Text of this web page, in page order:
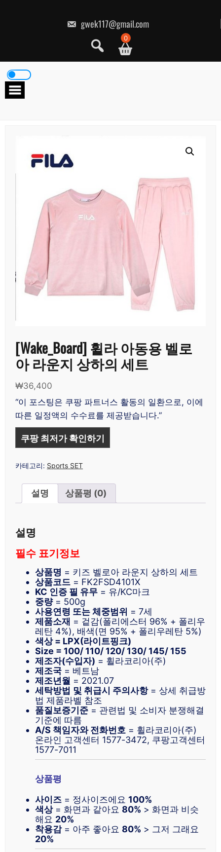
gwek117@gmail.com
0
[Wake_Board] 휠라 아동용 벨로
아 라운지 상하의 세트
₩36,400
“이 포스팅은 쿠팡 파트너스 활동의 일환으로, 이에
따른 일정액의 수수료를 제공받습니다.”
쿠팡 최저가 확인하기
카테고리: Sports SET
설명 상품평 (0)
설명
필수 표기정보
상품명 = 키즈 벨로아 라운지 상하의 세트
상품코드 = FK2FSD4101X
KC 인증 필 유무 = 유/KC마크
중량= 500g
사용연령 또는 체중범위 = 7세
제품소재 = 겉감(폴리에스터 96% + 폴리우
레탄 4%), 배색(면 95% + 폴리우레탄 5%)
색상 = LPX(라이트핑크)
Size = 100/ 110/ 120/ 130/ 145/ 155
제조자(수입자) = 휠라코리아(주)
제조국 = 베트남
제조년월 = 2021.07
세탁방법 및 취급시 주의사항= 상세 취급방
법 제품라벨 참조
품질보증기준 = 관련법 및 소비자 분쟁해결
기준에 따름
A/S 책임자와 전화번호 = 휠라코리아(주)
온라인 고객센터 1577-3472, 쿠팡고객센터
1577-7011
상품평
사이즈 = 정사이즈에요 100%
색상= 화면과 같아요 80% > 화면과 비슷
해요 20%
착용감= 아주 좋아요 80% > 그저 그래요
20%